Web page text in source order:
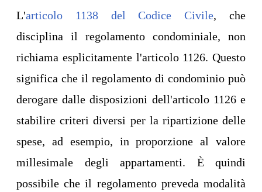
L'articolo 1138 del Codice Civile, che
disciplina il regolamento condominiale, non
richiama esplicitamente l'articolo 1126. Questo
significa che il regolamento di condominio può
derogare dalle disposizioni dell'articolo 1126 e
stabilire criteri diversi per la ripartizione delle
spese, ad esempio, in proporzione al valore
millesimale degli appartamenti. È quindi
possibile che il regolamento preveda modalità